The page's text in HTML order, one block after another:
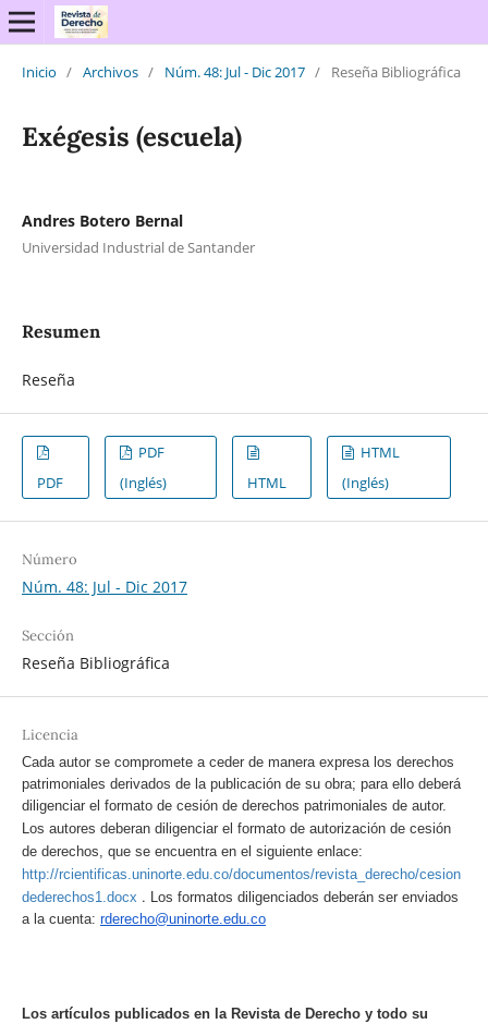
Inicio / Archivos / Núm. 48: Jul - Dic 2017 / Reseña Bibliográfica
Exégesis (escuela)
Andres Botero Bernal
Universidad Industrial de Santander
Resumen
Reseña
PDF
PDF
(Inglés)
HTML
HTML
(Inglés)
Número
Núm. 48: Jul - Dic 2017
Sección
Reseña Bibliográfica
Licencia
Cada autor se compromete a ceder de manera expresa los derechos
patrimoniales derivados de la publicación de su obra; para ello deberá
diligenciar el formato de cesión de derechos patrimoniales de autor.
Los autores deberan diligenciar el formato de autorización de cesión
de derechos, que se encuentra en el siguiente enlace:
http://rcientificas.uninorte.edu.co/documentos/revista_derecho/cesion
dederechos1.docx . Los formatos diligenciados deberán ser enviados
a la cuenta: rderecho@uninorte.edu.co
Los artículos publicados en la Revista de Derecho y todo su